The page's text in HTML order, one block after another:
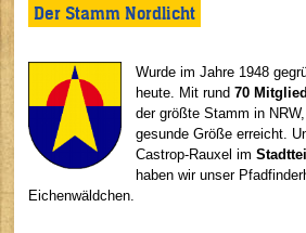
Der Stamm Nordlicht
Wurde im Jahre 1948
heute. Mit rund 70
der größte Stamm in
gesunde Größe erreicht.
Castrop-Rauxel im
haben wir unser
Eichenwäldchen.